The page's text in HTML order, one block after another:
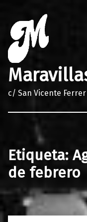
c/ San Vicente
Etiqueta:
de febrero